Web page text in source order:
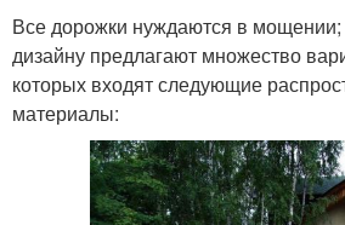
Все дорожки нуждаются в
дизайну предлагают множество
которых входят следующие
материалы: